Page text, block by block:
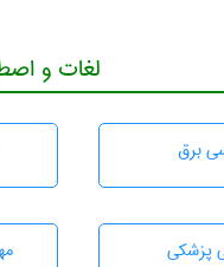
لغات و
برق
پزشکی